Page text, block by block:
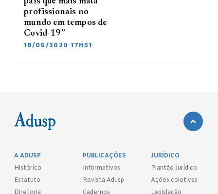
profissionais no
mundo em tempos de
Covid-19”
18/06/2020 17H51
A ADUSP
Histórico
Estatuto
PUBLICAÇÕES
Informativos
Revista Adusp
JURÍDICO
Plantão Jurídico
Ações coletivas